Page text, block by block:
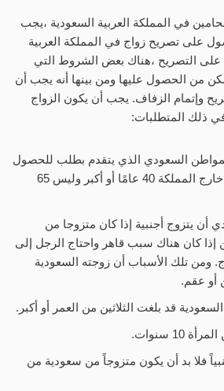
في المملكة العربية السعودية ،يجب
على تصريح زواج في المملكة العربية
التصريح ،هناك بعض الشروط التي
من الحصول عليها ومن بينها أنه يجب أن
وإتمام الزفاف. يجب أن يكون الزواج
في ذلك المتطلبات:
السعودي الذي يتقدم بطلب للحصول
على تصريح زواج من خارج المملكة 40 عامًا أو أكبر وليس 65
أن يتزوج أجنبية إذا كان متزوجا من
كان هناك سبب قاهر واحتاج الرجل إلى
ومن تلك الأسباب أن زوجته السعودية
أو عقم.
قد بلغت الثلاثين من العمر أو أكبر.
10 سنوات.
فلا بد أن يكون متزوجاً من سعودية من